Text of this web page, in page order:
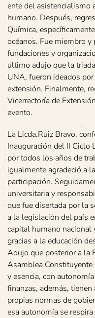
ente del asistencialismo
humano. Después,
Química,
océanos. Fue miembro y
fundaciones y
último adujo que la
UNA, fueron ideados
extensión. Finalmente,
Vicerrectoría de
evento.
La Licda.Ruiz Bravo,
Inauguración del II Ciclo
por todos los años de
igualmente agradeció a
participación.
universitaria y
que fue disertada por la
a la legislación del país
capital humano nacional
gracias a la educación
Adujo que posterior a la
Asamblea
y esencia, con
finanzas, además,
propias normas de
esa autonomía se